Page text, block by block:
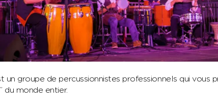
un groupe de percussionnistes professionnels qui vous
du monde entier.